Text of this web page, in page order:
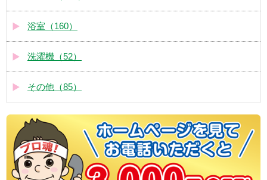
浴室（160）
洗濯機（52）
その他（85）